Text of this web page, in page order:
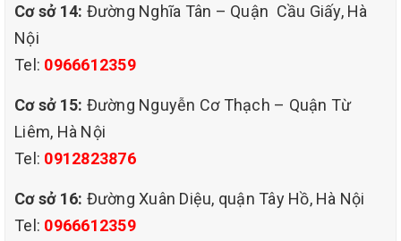
Thảm tấm phù hợp với các văn phòng,
khách sạn, nhất là các văn phòng cao cấp,
mẫu mã đa dạng, dễ vận chuyển, vệ sinh dễ
dàng.
+ Thảm trải phòng khách
Những tấm thảm trải phòng khách không
Cơ sở 14: Đường Nghĩa Tân – Quận Cầu Giấy, Hà
Nội
Tel: 0966612359
Cơ sở 15: Đường Nguyễn Cơ Thạch – Quận Từ
Liêm, Hà Nội
Tel: 0912823876
Cơ sở 16: Đường Xuân Diệu, quận Tây Hồ, Hà Nội
Tel: 0966612359